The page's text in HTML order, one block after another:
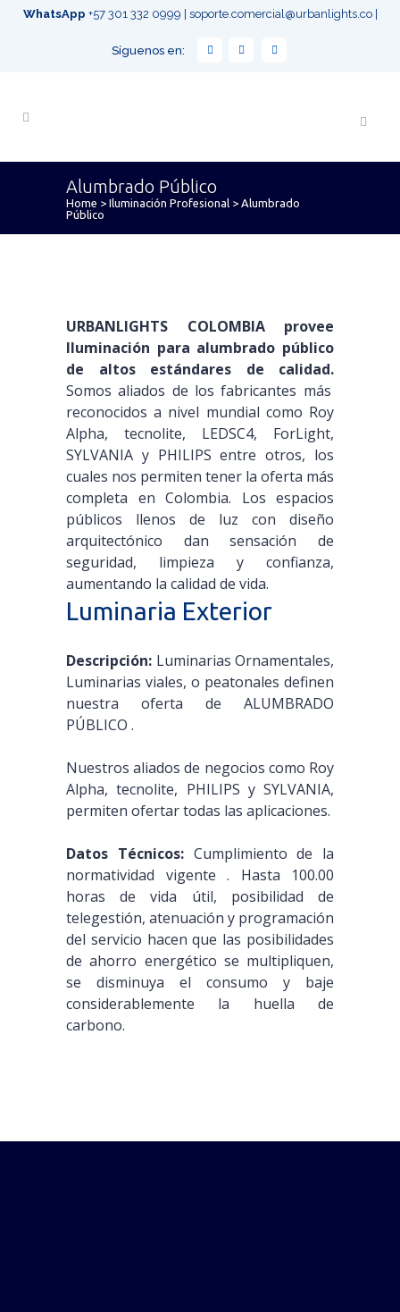
WhatsApp +57 301 332 0999 soporte.comercial@urbanlights.co|
Síguenos en:
Alumbrado Público
Home > Iluminación Profesional > Alumbrado
Público
URBANLIGHTS COLOMBIA provee
Iluminación para alumbrado público
de altos estándares de calidad.
Somos aliados de los fabricantes más
reconocidos a nivel mundial como Roy
Alpha, tecnolite, LEDSC4, ForLight,
SYLVANIA y PHILIPS entre otros, los
cuales nos permiten tener la oferta más
completa en Colombia. Los espacios
públicos llenos de luz con diseño
arquitectónico dan sensación de
seguridad, limpieza y confianza,
aumentando la calidad de vida.
Luminaria Exterior
Descripción: Luminarias Ornamentales,
Luminarias viales, o peatonales definen
nuestra oferta de ALUMBRADO
PÚBLICO .
Nuestros aliados de negocios como Roy
Alpha, tecnolite, PHILIPS y SYLVANIA,
permiten ofertar todas las aplicaciones.
Datos Técnicos: Cumplimiento de la
normatividad vigente . Hasta 100.00
horas de vida útil, posibilidad de
telegestión, atenuación y programación
del servicio hacen que las posibilidades
de ahorro energético se multipliquen,
se disminuya el consumo y baje
considerablemente la huella de
carbono.